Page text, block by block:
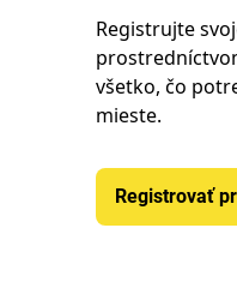
Registrujte
všetko, čo
mieste.
Registrovať